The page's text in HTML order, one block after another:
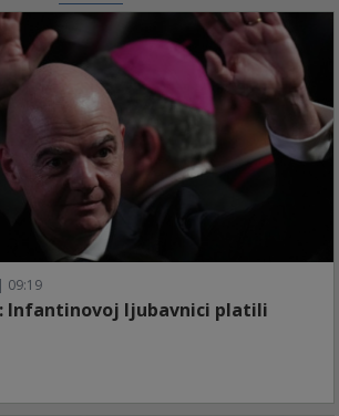
09:19
Infantinovoj ljubavnici platili